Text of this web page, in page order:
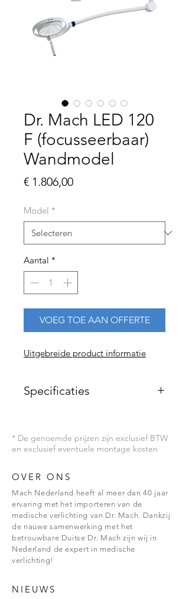
Dr. Mach LED 120
F (focusseerbaar)
Wandmodel
€ 1.806,00Prijs
Model *
Aantal *
VOEG TOE AAN OFFERTE
Uitgebreide product informatie
Specificaties
Kleurtemperatuur 4.500K
Elektronische trafo 100-250V 50-60 Hz
Aantal LED's 12
Inclusief dimmer
Aantal Lux 50.000 Lux (in 1 mtr)
* De genoemde prijzen zijn exclusief BTW
en exclusief eventuele montage kosten
OVER ONS
Mach Nederland heeft al meer dan 40 jaar
ervaring met het importeren van de
medische verlichting van Dr. Mach. Dankzij
de nauwe samenwerking met het
betrouwbare Duitse Dr. Mach zijn wij in
Nederland de expert in medische
verlichting!
NIEUWS